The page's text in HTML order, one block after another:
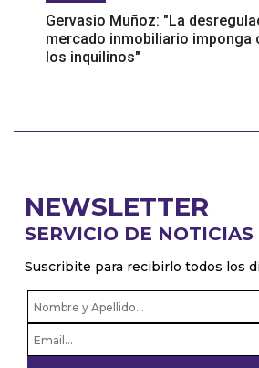
Gervasio Muñoz: "La
mercado inmobiliario imponga
los inquilinos"
NEWSLETTER
SERVICIO DE NOTICIAS
Suscribite para recibirlo todos los